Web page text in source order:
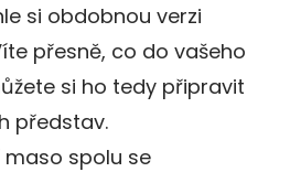
si obdobnou verzi
přesně, co do vašeho
si ho tedy připravit
představ.
maso spolu se